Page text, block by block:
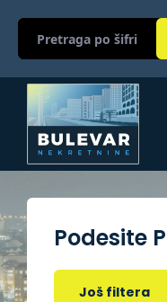
Podesite
Još filtera